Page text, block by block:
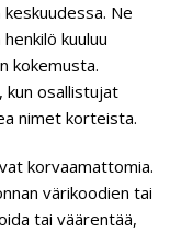
Ne
kuuluu
kokemusta.
kun osallistujat
nimet korteista.
korvaamattomia.
värikoodien tai
tai väärentää,